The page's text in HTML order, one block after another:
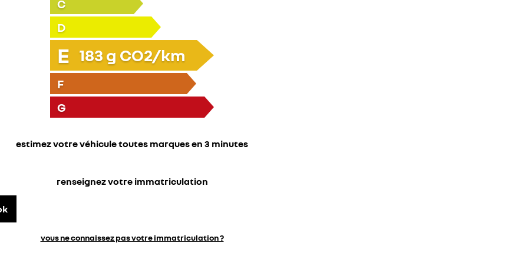
C
D
E 183 g CO2/km
F
G
estimez votre véhicule toutes marques en 3 minutes
renseignez votre immatriculation
vous ne connaissez pas votre immatriculation ?